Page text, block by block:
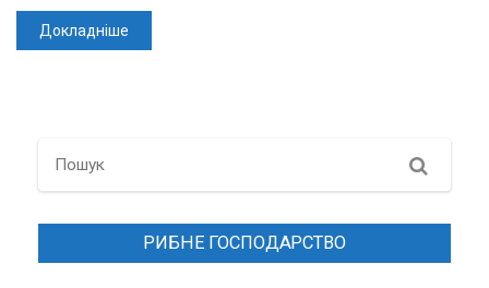
Докладніше
Search
РИБНЕ ГОСПОДАРСТВО